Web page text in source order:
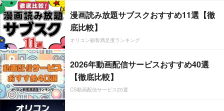
漫画読み放題サブスクおすすめ11選【徹
底比較】
オリコン顧客満足度ランキング
2026年動画配信サービスおすすめ40選
【徹底比較】
CS動画配信サービス20選